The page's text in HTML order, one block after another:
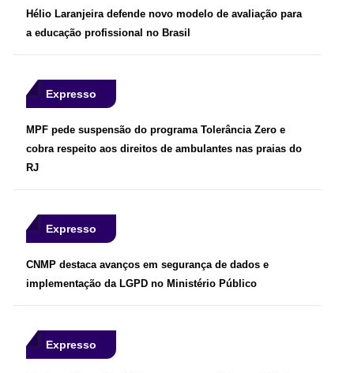
Hélio Laranjeira defende novo modelo de avaliação para
a educação profissional no Brasil
Expresso
MPF pede suspensão do programa Tolerância Zero e
cobra respeito aos direitos de ambulantes nas praias do
RJ
Expresso
CNMP destaca avanços em segurança de dados e
implementação da LGPD no Ministério Público
Expresso